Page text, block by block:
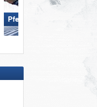
Pfelders